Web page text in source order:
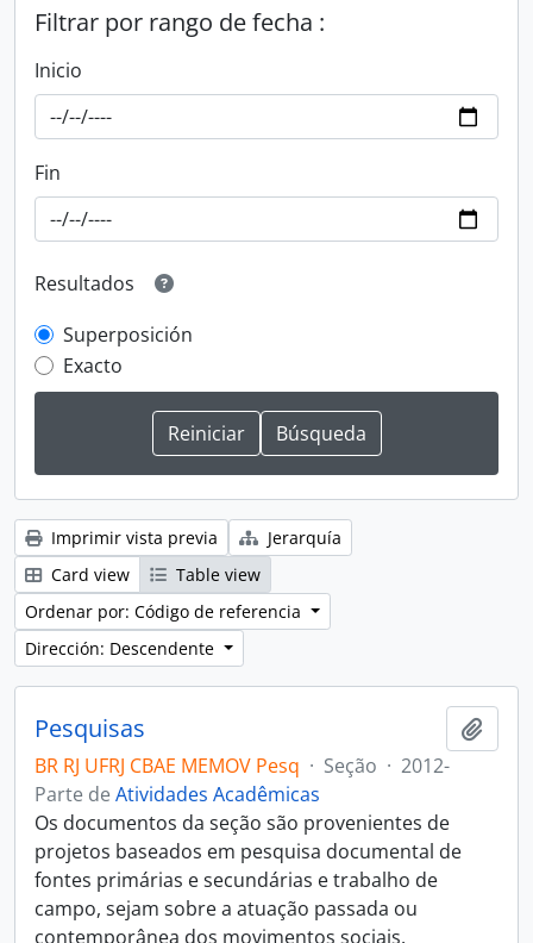
Filtrar por rango de fecha :
Inicio
Fin
Resultados
Superposición
Exacto
Imprimir vista previa
Jerarquía
Card view
Table view
Ordenar por: Código de referencia
Dirección: Descendente
Pesquisas
BR RJ UFRJ CBAE MEMOV Pesq · Seção · 2012-
Parte de Atividades Acadêmicas
Os documentos da seção são provenientes de
projetos baseados em pesquisa documental de
fontes primárias e secundárias e trabalho de
campo, sejam sobre a atuação passada ou
contemporânea dos movimentos sociais.